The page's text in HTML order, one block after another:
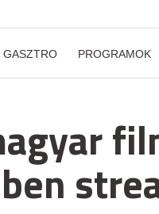
GASZTRO PROGRAMOK